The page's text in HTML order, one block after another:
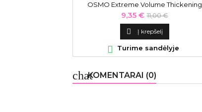
OSMO Extreme Volume Thickening
Creme OS065065, 150 ml
Kaina
9,35 € Bazinė
kaina
11,00 €
 Į krepšelį
 Turime sandėlyje
chatKOMENTARAI (0)